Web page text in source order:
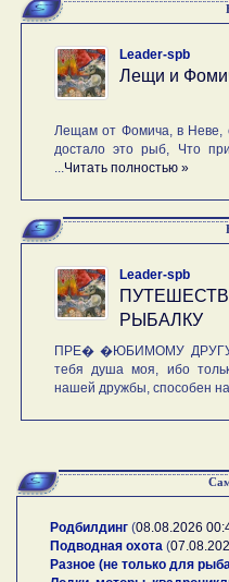
Leader-spb
Лещи и
Лещам от Фомича, в Неве,
достало это рыб, Что
Читать полностью »
Leader-spb
РЫБАЛКУ
ПРЕ� �ЮБИМОМУ ДРУГУ.
тебя душа моя, ибо
нашей дружбы, способен на
Родбилдинг (08.08.2026
Подводная охота (
Разное (не только для